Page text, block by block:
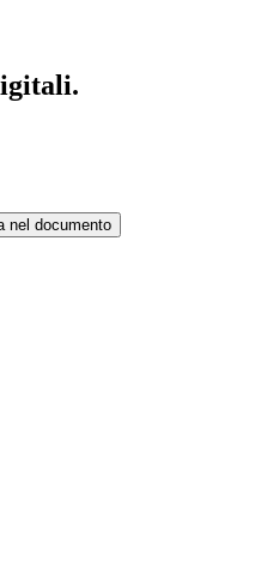
nel documento